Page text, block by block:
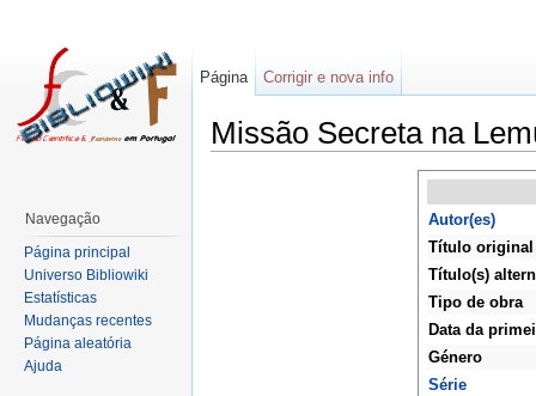
Missão Secreta na
Autor(es)
Título original
Título(s)
Tipo de obra
Data da
Género
Série
Página Corrigir e nova info
Navegação
Página principal
Universo Bibliowiki
Estatísticas
Mudanças recentes
Página aleatória
Ajuda